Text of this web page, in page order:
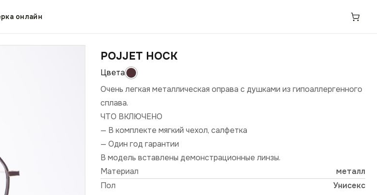
онлайн
POJJET HOCK
Очень легкая металлическая оправа с душками из гипоаллергенного
сплава.
ЧТО ВКЛЮЧЕНО
— В комплекте мягкий чехол, салфетка
— Один год гарантии
В модель вставлены демонстрационные линзы.
Материал
металл
Пол
Унисекс